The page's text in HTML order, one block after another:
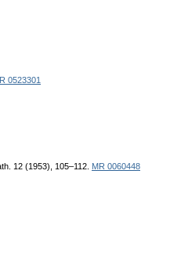
0523301
12 (1953), 105–112. MR 0060448